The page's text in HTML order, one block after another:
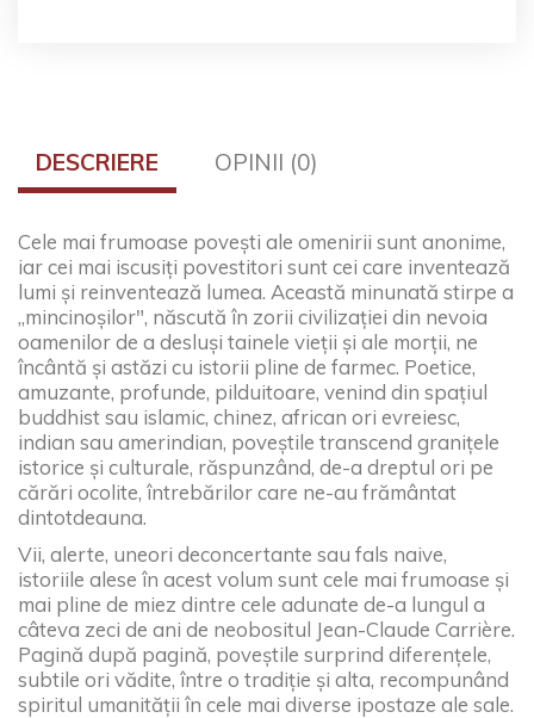
DESCRIERE OPINII (0)
Cele mai frumoase poveşti ale omenirii sunt anonime,
iar cei mai iscusiţi povestitori sunt cei care inventează
lumi şi reinventează lumea. Această minunată stirpe a
„mincinoşilor", născută în zorii civilizaţiei din nevoia
oamenilor de a desluşi tainele vieţii şi ale morţii, ne
încântă şi astăzi cu istorii pline de farmec. Poetice,
amuzante, profunde, pilduitoare, venind din spaţiul
buddhist sau islamic, chinez, african ori evreiesc,
indian sau amerindian, poveştile transcend graniţele
istorice şi culturale, răspunzând, de-a dreptul ori pe
cărări ocolite, întrebărilor care ne-au frământat
dintotdeauna.
Vii, alerte, uneori deconcertante sau fals naive,
istoriile alese în acest volum sunt cele mai frumoase şi
mai pline de miez dintre cele adunate de-a lungul a
câteva zeci de ani de neobositul Jean-Claude Carrière.
Pagină după pagină, poveştile surprind diferenţele,
subtile ori vădite, între o tradiţie şi alta, recompunând
spiritul umanităţii în cele mai diverse ipostaze ale sale.